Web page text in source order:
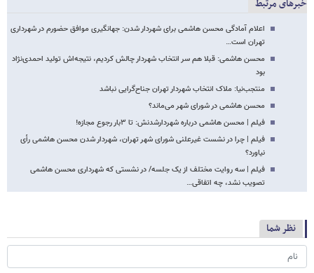
خبرهای مرتبط
اعلام آمادگی محسن هاشمی برای شهردار شدن: جهانگیری موافق حضورم در شهرداری
تهران است…
محسن هاشمی: قبلا هم سر انتخاب شهردار چالش کردیم، نتیجه‌اش تولید احمدی‌نژاد
بود
منتجب‌نیا: ملاک انتخاب شهردار تهران جناح‌گرایی نباشد
محسن هاشمی در شورای شهر می‌ماند؟
فیلم | محسن‌ هاشمی درباره شهردارشدنش: تا ۳بار رجوع مجازه!
فیلم | چرا در نشست غیرعلنی شورای شهر تهران، شهردار شدن محسن هاشمی رأی
نیاورد؟
فیلم | سه روایت مختلف از یک جلسه/ در نشستی که شهرداری محسن هاشمی
تصویب نشد، چه اتفاقی…
نظر شما